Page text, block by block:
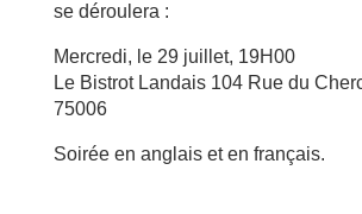
se déroulera :
Mercredi, le 29 juillet, 19H00
Le Bistrot Landais 104 Rue du
75006
Soirée en anglais et en français.